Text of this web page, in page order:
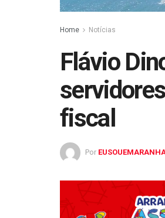
Home Notícias
Flávio
fiscal
Por